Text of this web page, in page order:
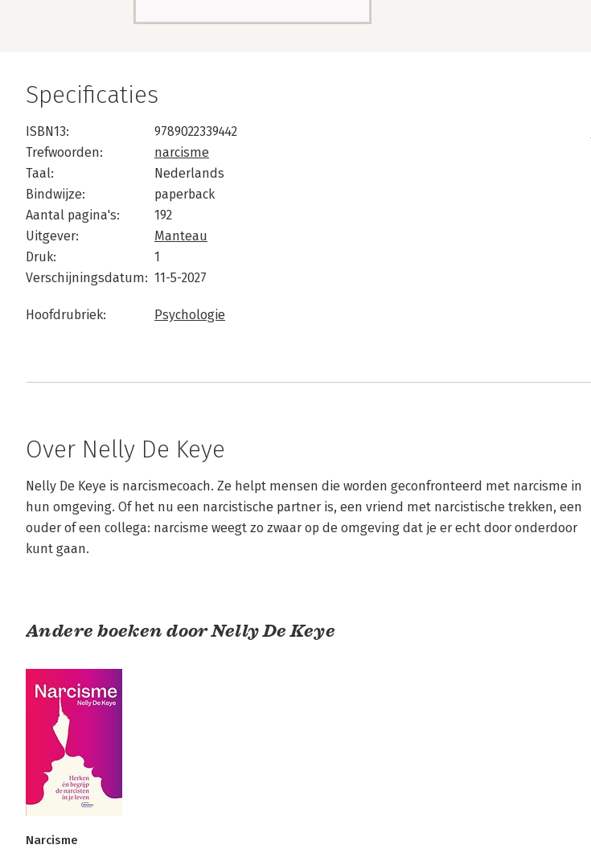
Specificaties
ISBN13:
9789022339442
Trefwoorden:
narcisme
Taal:
Nederlands
Bindwijze:
paperback
Aantal pagina's:
192
Uitgever:
Manteau
Druk:
1
Verschijningsdatum: 11-5-2027
Hoofdrubriek: Psychologie
Over Nelly De Keye
Nelly De Keye is narcismecoach. Ze helpt mensen die worden geconfronteerd met narcisme in
hun omgeving. Of het nu een narcistische partner is, een vriend met narcistische trekken, een
ouder of een collega: narcisme weegt zo zwaar op de omgeving dat je er echt door onderdoor
kunt gaan.
Andere boeken door Nelly De Keye
Narcisme